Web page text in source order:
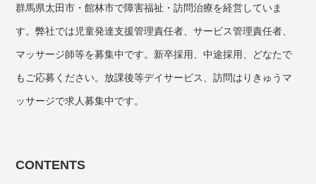
群馬県太田市・館林市で障害福祉・訪問治療を経営していま
す。弊社では児童発達支援管理責任者、サービス管理責任者、
マッサージ師等を募集中です。新卒採用、中途採用、どなたで
もご応募ください。放課後等デイサービス、訪問はりきゅうマ
ッサージで求人募集中です。
CONTENTS